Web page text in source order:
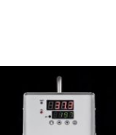
זה